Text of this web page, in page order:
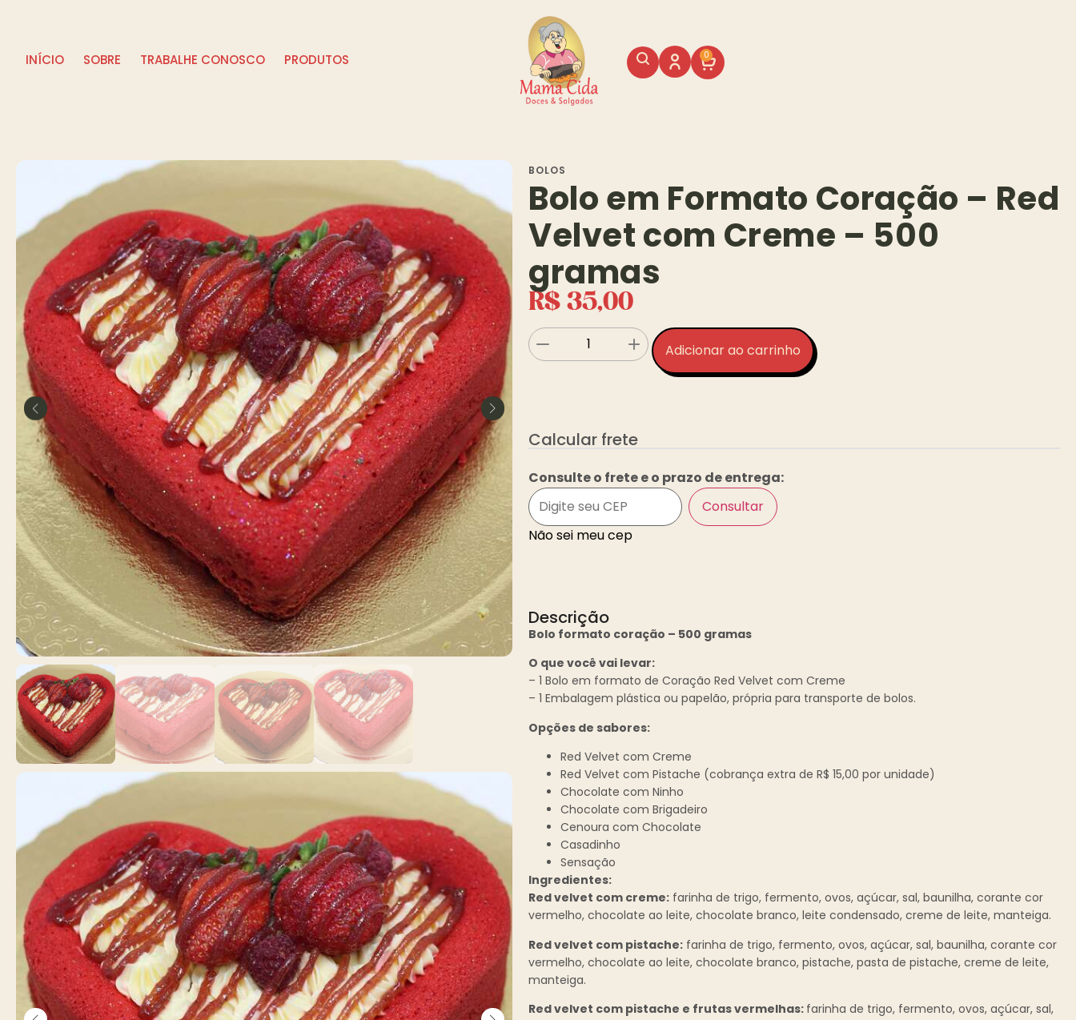
INÍCIO SOBRE TRABALHE CONOSCO PRODUTOS 0
BOLOS
Bolo em Formato Coração – Red
Velvet com Creme – 500
gramas
R$ 35,00
Adicionar ao carrinho
Calcular frete
Consulte o frete e o prazo de entrega:
Consultar
Não sei meu cep
Descrição
Bolo formato coração – 500 gramas
O que você vai levar:
– 1 Bolo em formato de Coração Red Velvet com Creme
– 1 Embalagem plástica ou papelão, própria para transporte de bolos.
Opções de sabores:
Red Velvet com Creme
Red Velvet com Pistache (cobrança extra de R$ 15,00 por unidade)
Chocolate com Ninho
Chocolate com Brigadeiro
Cenoura com Chocolate
Casadinho
Sensação
Ingredientes:
Red velvet com creme: farinha de trigo, fermento, ovos, açúcar, sal, baunilha, corante cor
vermelho, chocolate ao leite, chocolate branco, leite condensado, creme de leite, manteiga.
Red velvet com pistache: farinha de trigo, fermento, ovos, açúcar, sal, baunilha, corante cor
vermelho, chocolate ao leite, chocolate branco, pistache, pasta de pistache, creme de leite,
manteiga.
Red velvet com pistache e frutas vermelhas: farinha de trigo, fermento, ovos, açúcar, sal,